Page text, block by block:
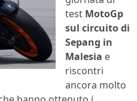
test MotoGp
sul circuito di
Sepang in
Malesia e
riscontri
ancora molto